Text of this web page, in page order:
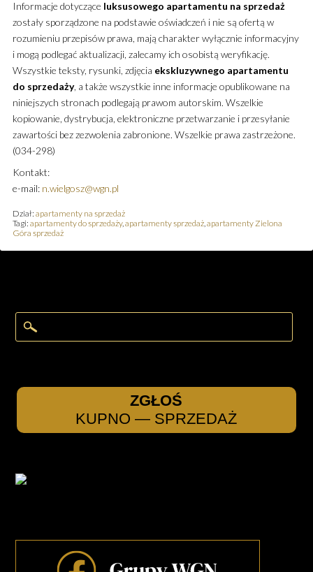
Informacje dotyczące luksusowego apartamentu na sprzedaż
zostały sporządzone na podstawie oświadczeń i nie są ofertą w
rozumieniu przepisów prawa, mają charakter wyłącznie informacyjny
i mogą podlegać aktualizacji, zalecamy ich osobistą weryfikację.
Wszystkie teksty, rysunki, zdjęcia ekskluzywnego apartamentu
do sprzedaży, a także wszystkie inne informacje opublikowane na
niniejszych stronach podlegają prawom autorskim. Wszelkie
kopiowanie, dystrybucja, elektroniczne przetwarzanie i przesyłanie
zawartości bez zezwolenia zabronione. Wszelkie prawa zastrzeżone.
(034-298)
Kontakt:
e-mail: n.wielgosz@wgn.pl
Dział: apartamenty na sprzedaż
Tagi: apartamenty do sprzedaży, apartamenty sprzedaż, apartamenty Zielona
Góra sprzedaż
ZGŁOŚ
KUPNO — SPRZEDAŻ